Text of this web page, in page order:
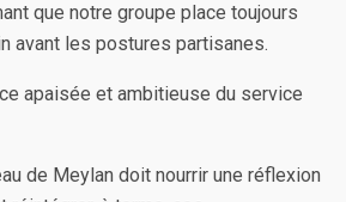
que notre groupe place toujours
avant les postures partisanes.
apaisée et ambitieuse du service
de Meylan doit nourrir une réflexion